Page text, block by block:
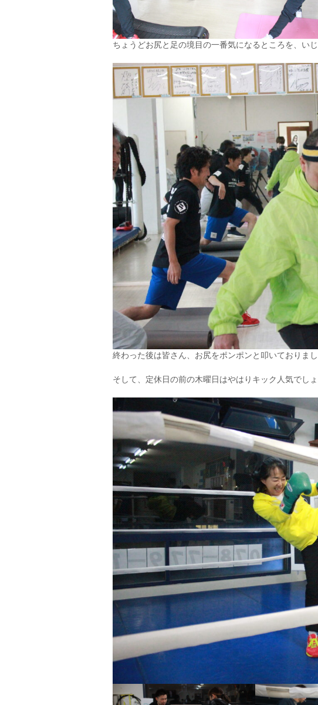
ちょうどお尻と足の境目の一番気になるところを、い
終わった後は皆さん、お尻をポンポンと叩いておりま
そして、定休日の前の木曜日はやはりキック人気でし